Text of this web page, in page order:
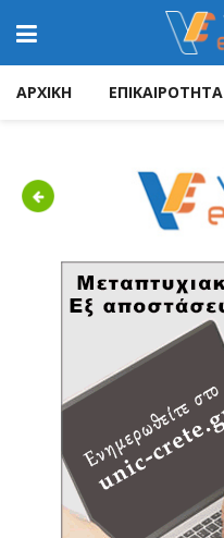
ΑΡΧΙΚΗ ΕΠΙΚΑΙΡΟΤΗΤΑ
Previous